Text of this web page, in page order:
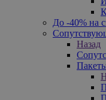
До -40% на
Назад